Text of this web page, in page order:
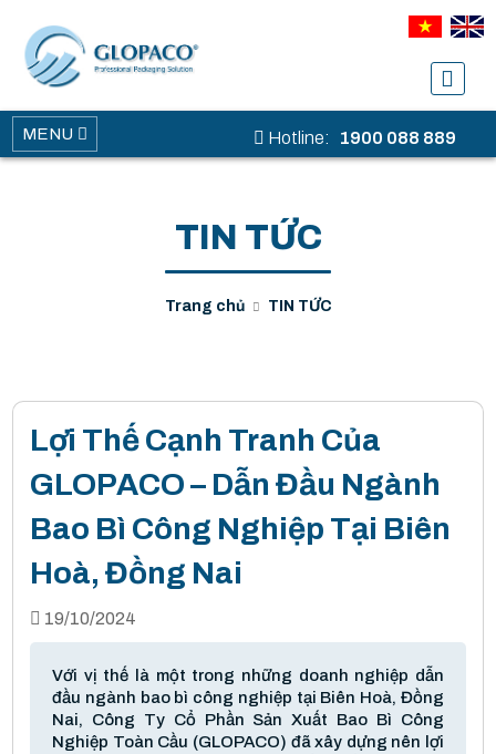
MENU Hotline: 1900 088 889
TIN TỨC
Trang chủ TIN TỨC
Lợi Thế Cạnh Tranh Của
GLOPACO – Dẫn Đầu Ngành
Bao Bì Công Nghiệp Tại Biên
Hoà, Đồng Nai
19/10/2024
Với vị thế là một trong những doanh nghiệp dẫn
đầu ngành bao bì công nghiệp tại Biên Hoà, Đồng
Nai, Công Ty Cổ Phần Sản Xuất Bao Bì Công
Nghiệp Toàn Cầu (GLOPACO) đã xây dựng nên lợi